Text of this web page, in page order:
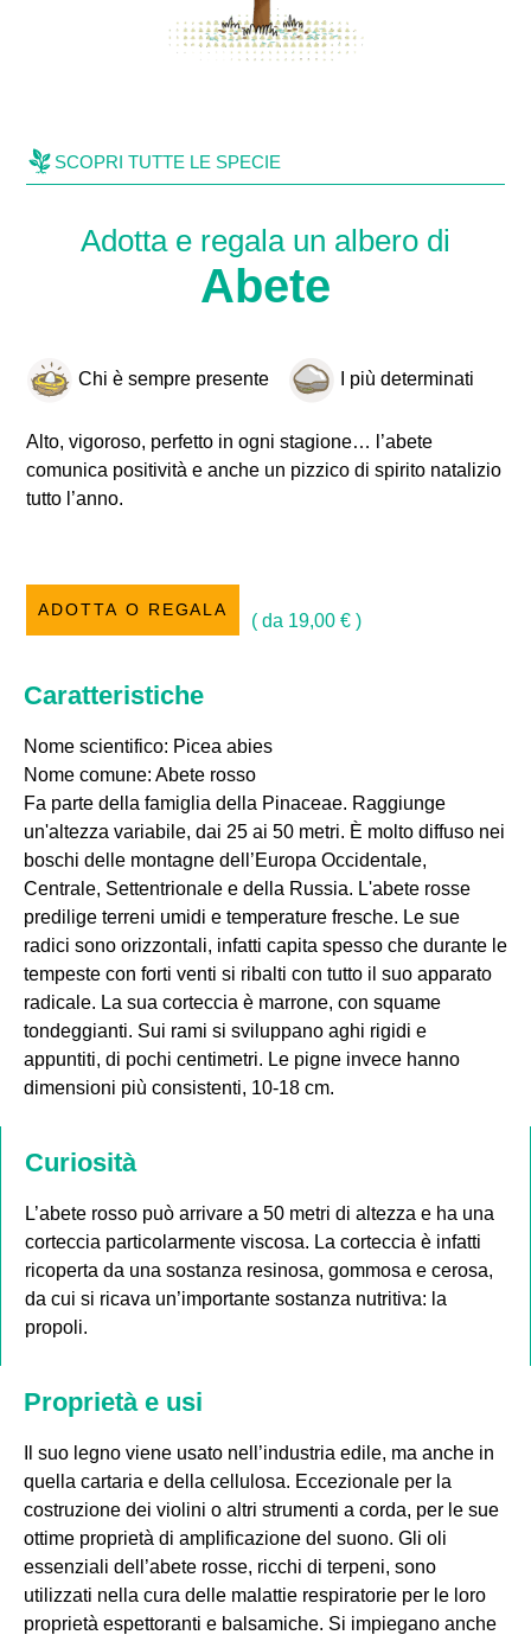
SCOPRI TUTTE LE SPECIE
Adotta e regala un albero di
Abete
Chi è sempre presente I più determinati
Alto, vigoroso, perfetto in ogni stagione… l’abete
comunica positività e anche un pizzico di spirito natalizio
tutto l’anno.
ADOTTA O REGALA
( da 19,00€ )
Caratteristiche
Nome scientifico: Picea abies
Nome comune: Abete rosso
Fa parte della famiglia della Pinaceae. Raggiunge
un'altezza variabile, dai 25 ai 50 metri. È molto diffuso nei
boschi delle montagne dell’Europa Occidentale,
Centrale, Settentrionale e della Russia. L'abete rosse
predilige terreni umidi e temperature fresche. Le sue
radici sono orizzontali, infatti capita spesso che durante le
tempeste con forti venti si ribalti con tutto il suo apparato
radicale. La sua corteccia è marrone, con squame
tondeggianti. Sui rami si sviluppano aghi rigidi e
appuntiti, di pochi centimetri. Le pigne invece hanno
dimensioni più consistenti, 10-18 cm.
Curiosità
L’abete rosso può arrivare a 50 metri di altezza e ha una
corteccia particolarmente viscosa. La corteccia è infatti
ricoperta da una sostanza resinosa, gommosa e cerosa,
da cui si ricava un’importante sostanza nutritiva: la
propoli.
Proprietà e usi
Il suo legno viene usato nell’industria edile, ma anche in
quella cartaria e della cellulosa. Eccezionale per la
costruzione dei violini o altri strumenti a corda, per le sue
ottime proprietà di amplificazione del suono. Gli oli
essenziali dell’abete rosse, ricchi di terpeni, sono
utilizzati nella cura delle malattie respiratorie per le loro
proprietà espettoranti e balsamiche. Si impiegano anche